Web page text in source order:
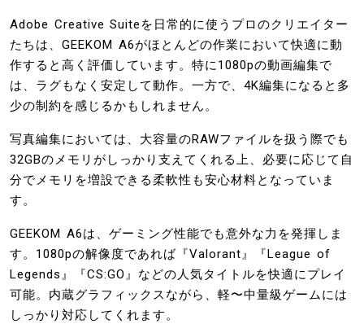
Adobe Creative Suiteを日常的に使うプロのクリエイター
たちは、GEEKOM A6がほとんどの作業において快適に動
作すると高く評価しています。特に1080pの動画編集で
は、ラグもなく安定して動作。一方で、4K編集になると多
少の制約を感じるかもしれません。
写真編集においては、大容量のRAWファイルを扱う際でも
32GBのメモリがしっかり支えてくれる上、必要に応じて自
分でメモリを増設できる柔軟性も安心材料となっていま
す。
GEEKOM A6は、ゲーミング性能でも意外な力を発揮しま
す。1080pの解像度であれば『Valorant』『League of
Legends』『CS:GO』などの人気タイトルを快適にプレイ
可能。内蔵グラフィックスながら、軽〜中量級ゲームには
しっかり対応してくれます。